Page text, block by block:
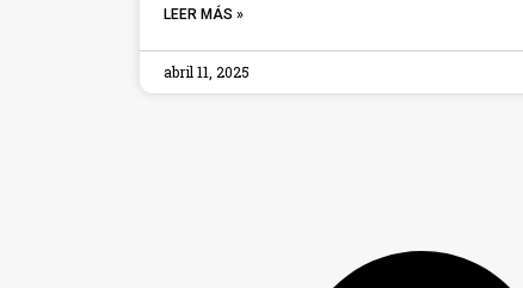
LEER MÁS »
abril 11, 2025